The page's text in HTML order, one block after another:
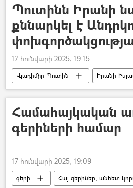
Պուտինն Իրանի
քննարկել է
17 հունվարի 2025, 19:15
Վլադիմիր Պուտին Իրանի
Ռուսաստան
Անդրկովկաս
Համահայկական
գերիների համար
17 հունվարի 2025, 19:09
գերի Հայ գերիներ, անհետ